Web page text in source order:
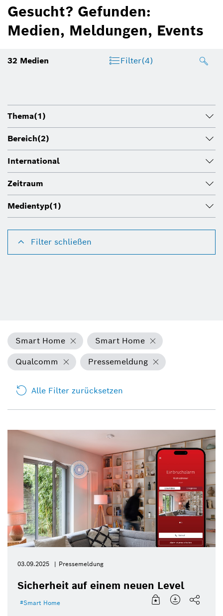
Gesucht? Gefunden:
Medien, Meldungen, Events
32 Medien Filter(4)
Thema(1)
Bereich(2)
International
Zeitraum
Medientyp(1)
Filter schließen
Smart Home
Smart Home
Qualcomm
Pressemeldung
Alle Filter zurücksetzen
03.09.2025 Pressemeldung
Sicherheit auf einem neuen Level
Smart Home